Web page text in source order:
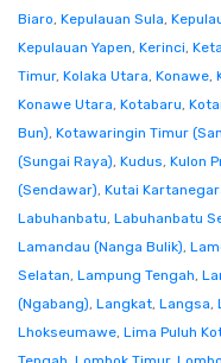
Biaro, Kepulauan Sula,
Kepulauan Yapen, Kerinci,
Timur, Kolaka Utara, Konawe,
Konawe Utara, Kotabaru,
Bun), Kotawaringin Timur
(Sungai Raya), Kudus, Kulon
(Sendawar), Kutai
Labuhanbatu, Labuhanbatu
Lamandau (Nanga Bulik),
Selatan, Lampung Tengah,
(Ngabang), Langkat, Langsa,
Lhokseumawe, Lima Puluh